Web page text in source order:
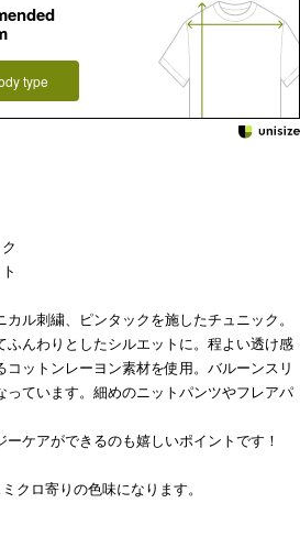
type
ル刺繍、ピンタックを施したチュニック。
ふんわりとしたシルエットに。程よい透け感
コットンレーヨン素材を使用。バルーンスリ
っています。細めのニットパンツやフレアパ
ケアができるのも嬉しいポイントです！
クロ寄りの色味になります。